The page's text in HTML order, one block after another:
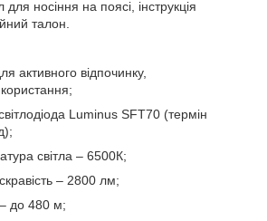
носіння на поясі, інструкція
талон.
активного відпочинку,
Luminus SFT70 (термін
світла – 6500К;
– 2800 лм;
– до 480 м;